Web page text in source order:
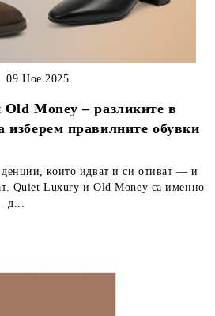
Money – разликите в
изберем правилните обувки
09 Ное 2025
които идват и си отиват — и
Quiet Luxury и Old Money са именно
д...